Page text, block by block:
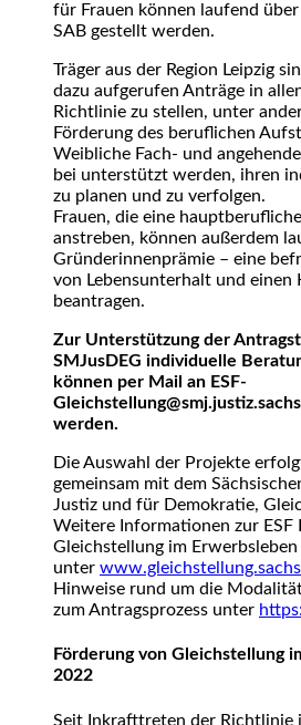
für Frauen können laufend
SAB gestellt werden.
Träger aus der Region Leipzig
dazu aufgerufen Anträge in
Richtlinie zu stellen, unter
Förderung des beruflichen
Weibliche Fach- und
bei unterstützt werden, ihren
zu planen und zu verfolgen.
Frauen, die eine
anstreben, können außerdem
Gründerinnenprämie – eine
von Lebensunterhalt und einen
beantragen.
Zur Unterstützung der
SMJusDEG individuelle
können per Mail an ESF-
werden.
Die Auswahl der Projekte
gemeinsam mit dem
Justiz und für Demokratie,
Weitere Informationen zur ESF
Gleichstellung im
unter
Hinweise rund um die
zum Antragsprozess unter
Förderung von Gleichstellung
2022
Seit Inkrafttreten der Richtlinie